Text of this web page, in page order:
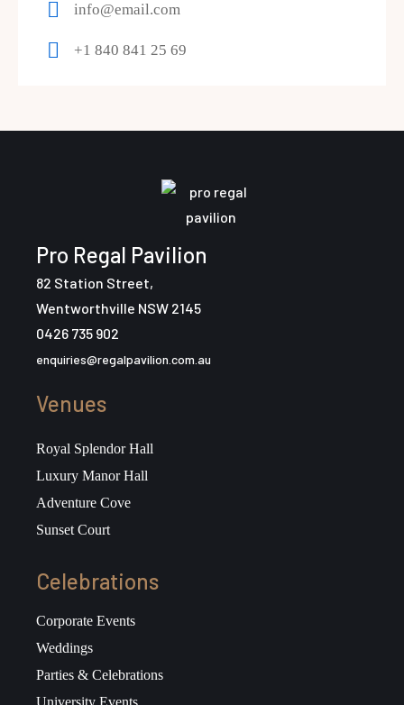
info@email.com
+1 840 841 25 69
Pro Regal Pavilion
82 Station Street,
Wentworthville NSW 2145
0426 735 902
enquiries@regalpavilion.com.au
Venues
Royal Splendor Hall
Luxury Manor Hall
Adventure Cove
Sunset Court
Celebrations
Corporate Events
Weddings
Parties & Celebrations
University Events